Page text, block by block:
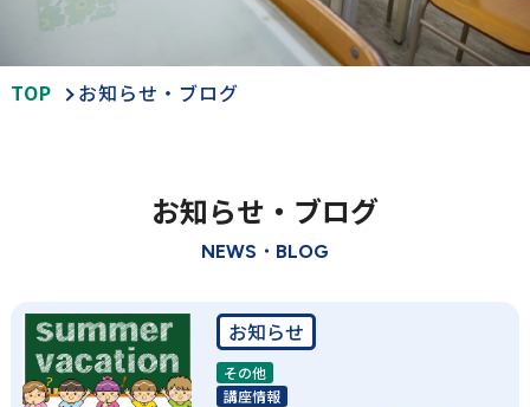
TOP お知らせ・ブログ
お知らせ・ブログ
NEWS・BLOG
お知らせ
その他
講座情報